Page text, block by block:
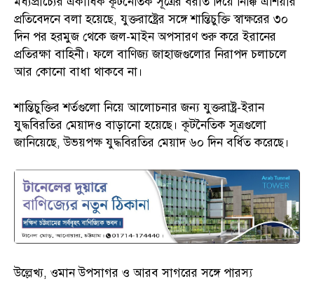
প্রতিবেদনে বলা হয়েছে, যুক্তরাষ্ট্রের সঙ্গে শান্তিচুক্তি স্বাক্ষরের ৩০
দিন পর হরমুজ থেকে জল-মাইন অপসারণ শুরু করে ইরানের
প্রতিরক্ষা বাহিনী। ফলে বাণিজ্য জাহাজগুলোর নিরাপদ চলাচলে
আর কোনো বাধা থাকবে না।
শান্তিচুক্তির শর্তগুলো নিয়ে আলোচনার জন্য যুক্তরাষ্ট্র-ইরান
যুদ্ধবিরতির মেয়াদও বাড়ানো হয়েছে। কূটনৈতিক সূত্রগুলো
জানিয়েছে, উভয়পক্ষ যুদ্ধবিরতির মেয়াদ ৬০ দিন বর্ধিত করেছে।
উল্লেখ্য, ওমান উপসাগর ও আরব সাগরের সঙ্গে পারস্য